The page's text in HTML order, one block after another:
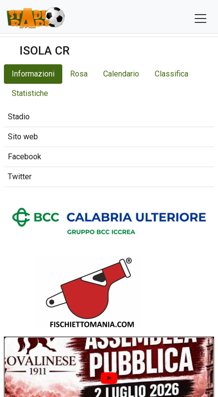
ISOLA CR
Informazioni Rosa Calendario Classifica
Statistiche
Stadio
Sito web
Facebook
Twitter